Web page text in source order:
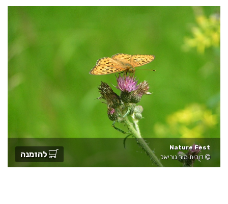
Nature Fest
דורית מור נוריאל
להזמנה